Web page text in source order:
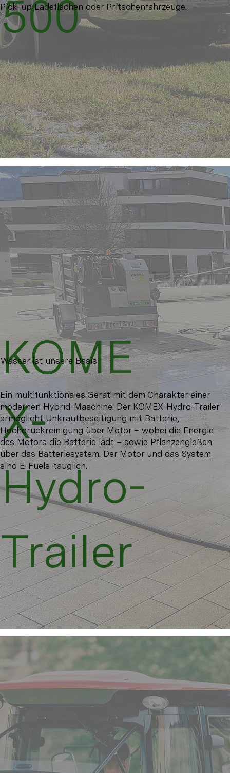
500
Pick-up Ladeflächen oder Pritschenfahrzeuge.
KOME
X-
Hydro-
Trailer
Wasser ist unsere Basis
Ein multifunktionales Gerät mit dem Charakter einer
modernen Hybrid-Maschine. Der KOMEX-Hydro-Trailer
ermöglicht Unkrautbeseitigung mit Batterie,
Hochdruckreinigung über Motor – wobei die Energie
des Motors die Batterie lädt – sowie Pflanzengießen
über das Batteriesystem. Der Motor und das System
sind E-Fuels-tauglich.